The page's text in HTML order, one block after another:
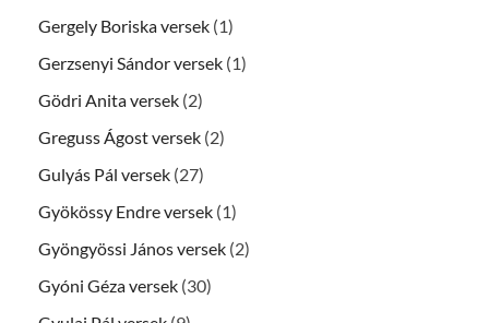
Gergely Boriska versek (1)
Gerzsenyi Sándor versek (1)
Gödri Anita versek (2)
Greguss Ágost versek (2)
Gulyás Pál versek (27)
Gyökössy Endre versek (1)
Gyöngyössi János versek (2)
Gyóni Géza versek (30)